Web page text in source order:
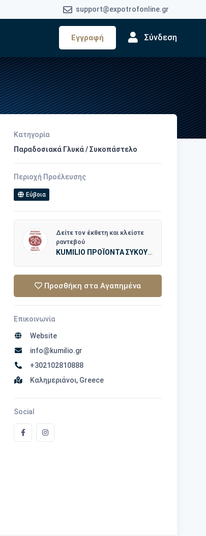
support@expotrofonline.gr
Εγγραφή Σύνδεση
Κατηγορία
Παραδοσιακά Γλυκά / Συκοπάστελο
Περιοχή Προέλευσης
Εύβοια
Δείτε τον έκθετη και κλείστε
ραντεβού
KUMILIO ΠΡΟΪΟΝΤΑ ΣΥΚΟΥ ΚΥΜΗΣ
Προσθήκη στα Αγαπημένα
Επικοινωνία
Website
info@kumilio.gr
+302102810888
Καλημεριάνοι, Greece
Social